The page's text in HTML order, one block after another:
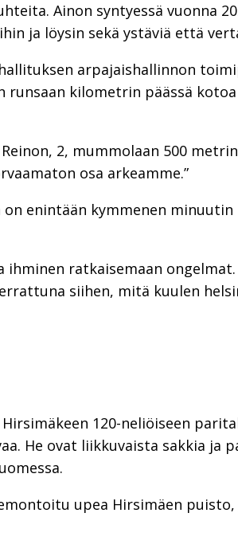
Ainon syntyessä vuonna
ja löysin sekä ystäviä että
arpajaishallinnon
runsaan kilometrin päässä
2, mummolaan 500
osa arkeamme.”
enintään kymmenen
ihminen ratkaisemaan
siihen, mitä kuulen
120-neliöiseen
He ovat liikkuvaista sakkia ja
upea Hirsimäen puisto,